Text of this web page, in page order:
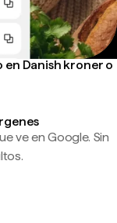
en Danish kroner o
ve en Google. Sin